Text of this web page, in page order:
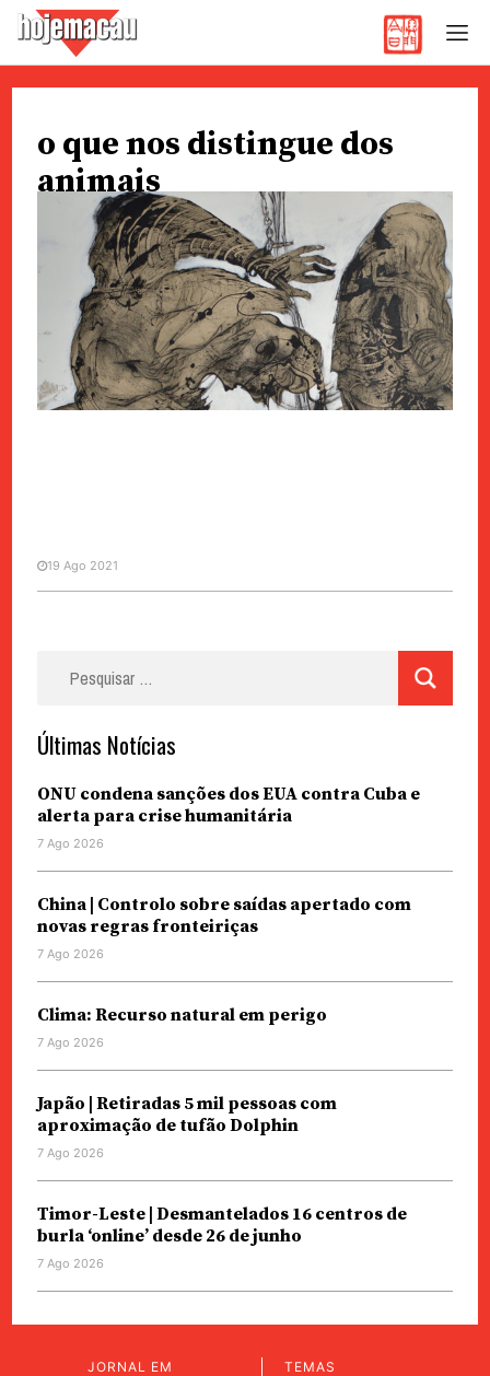
contento que nos distingue dos
animais
ANTÓNIO CABRITA
O que nos distingue dos animais?
19 Ago 2021
Últimas Notícias
ONU condena sanções dos EUA contra Cuba e
alerta para crise humanitária
7 Ago 2026
China | Controlo sobre saídas apertado com
novas regras fronteiriças
7 Ago 2026
Clima: Recurso natural em perigo
7 Ago 2026
Japão | Retiradas 5 mil pessoas com
aproximação de tufão Dolphin
7 Ago 2026
Timor-Leste | Desmantelados 16 centros de
burla ‘online’ desde 26 de junho
7 Ago 2026
JORNAL EM
TEMAS